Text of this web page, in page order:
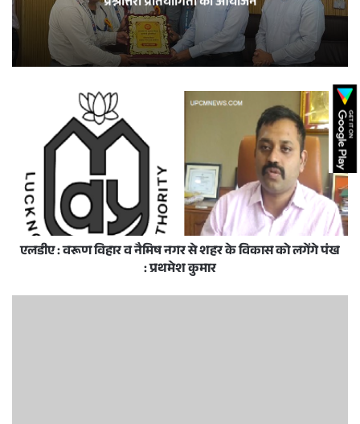
एलडीए : वरूण विहार व नैमिष नगर से शहर के विकास को लगेंगे पंख
: प्रथमेश कुमार